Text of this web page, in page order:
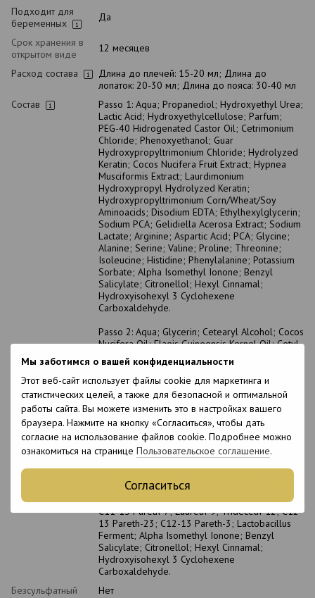
Мы заботимся о вашей конфиденциальности
Этот веб-сайт использует файлы cookie для маркетинга и
статистических целей, а также для безопасной и оптимальной
работы сайта. Вы можете изменить это в настройках вашего
браузера. Нажмите на кнопку «Согласиться», чтобы дать
согласие на использование файлов cookie. Подробнее можно
ознакомиться на странице Пользовательское соглашение.
Согласиться
Подходит для
беременных
Да
Срок хранения в
открытом виде
12 месяцев
Расход состава
Длина до плечей: 15-20 мл; Длина до
лопаток: 20-30 мл; Длина до пояса: 30-40 мл
Состав
Passo 1: Aqua; Propanediol; Hydroxyethyl Urea;
Lactic Acid; Hydroxyethylcellulose; Parfum;
PEG-40 Hidrogenated Castor Oil; Cetrimonium
Chloride; Phenoxyethanol; Guar
Hydroxypropyltrimonium Chloride; Hydrolyzed
Keratin; Cocos Nucifera Fruit Extract; Hypnea
Musciformis Extract; Laurdimonium
Hydroxypropyl Hydrolyzed Keratin;
Hydroxypropyltrimonium Corn/Wheat/Soy
Aminoacids; Disodium EDTA; Ethylhexylglycerin;
Sodium PCA; Gelidiella Acerosa Extract; Sodium
Lactate; Arginine; Aspartic Acid; PCA; Glycine;
Alanine; Serine; Valine; Proline; Threonine;
Isoleucine; Histidine; Phenylalanine; Potassium
Sorbate; Alpha Isomethyl Ionone; Benzyl
Salicylate; Citronellol; Hexyl Cinnamal;
Hydroxyisohexyl 3 Cyclohexene
Carboxaldehyde.
Passo 2: Aqua; Glycerin; Cetearyl Alcohol; Cocos
Nucifera Oil; Elaeis Guineensis Kernel Oil; Cetyl
Alcohol; Stearamidopropyl Dimethylamine;
Citrullus Vulgaris Seed Oil; Parfum; Cetrimonium
Chloride; Behentrimonium Chloride; Lactic Acid;
Hydroxypropyl Starch Phosphate; Bis-
Ethyl(isostearylimidazoline) Isostearamide; Shea
Butter Cetyl Esters; Butyrospermum Parkii
Butter; Ascorbyl Tetraisopalmitate; PPG-3
Caprylyl Ether; Selaginella Lepidophylla Extract;
Divinyldimethicone/Dimethicone Copolymer;
Hypnea Musciformis Extract; Amodimethicone;
PEG-90 M; Tocopheryl Acetate; Disodium EDTA;
Gelidiella Acerosa Extract; Ethylhexylglycerin;
C11-15 Pareth-7; Laureth-9; Trideceth-12; C12-
13 Pareth-23; C12-13 Pareth-3; Lactobacillus
Ferment; Alpha Isomethyl Ionone; Benzyl
Salicylate; Citronellol; Hexyl Cinnamal;
Hydroxyisohexyl 3 Cyclohexene
Carboxaldehyde.
Безсульфатный
Нет